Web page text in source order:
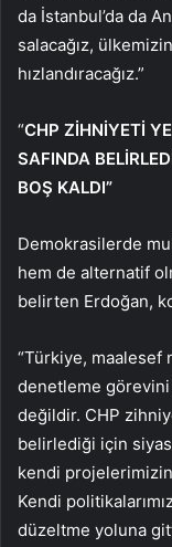
da İstanbul’da da
salacağız,
hızlandıracağız.”
“CHP ZİHNİYETİ
SAFINDA
BOŞ KALDI”
Demokrasilerde
hem de alternatif
belirten Erdoğan,
“Türkiye, maalesef
denetleme
değildir. CHP
belirlediği için
kendi
Kendi
düzeltme yoluna